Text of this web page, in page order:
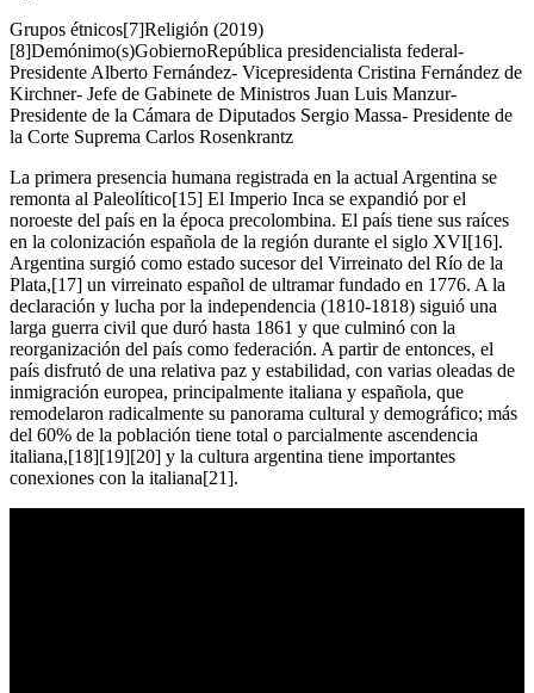
Grupos étnicos[7]Religión (2019)
[8]Demónimo(s)GobiernoRepública presidencialista federal-
Presidente Alberto Fernández- Vicepresidenta Cristina Fernández de
Kirchner- Jefe de Gabinete de Ministros Juan Luis Manzur-
Presidente de la Cámara de Diputados Sergio Massa- Presidente de
la Corte Suprema Carlos Rosenkrantz
La primera presencia humana registrada en la actual Argentina se
remonta al Paleolítico[15] El Imperio Inca se expandió por el
noroeste del país en la época precolombina. El país tiene sus raíces
en la colonización española de la región durante el siglo XVI[16].
Argentina surgió como estado sucesor del Virreinato del Río de la
Plata,[17] un virreinato español de ultramar fundado en 1776. A la
declaración y lucha por la independencia (1810-1818) siguió una
larga guerra civil que duró hasta 1861 y que culminó con la
reorganización del país como federación. A partir de entonces, el
país disfrutó de una relativa paz y estabilidad, con varias oleadas de
inmigración europea, principalmente italiana y española, que
remodelaron radicalmente su panorama cultural y demográfico; más
del 60% de la población tiene total o parcialmente ascendencia
italiana,[18][19][20] y la cultura argentina tiene importantes
conexiones con la italiana[21].